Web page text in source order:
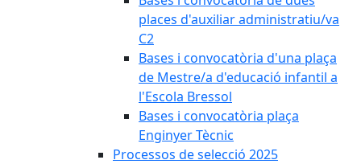
places d'auxiliar administratiu/va
C2
Bases i convocatòria d'una plaça
de Mestre/a d'educació infantil a
l'Escola Bressol
Bases i convocatòria plaça
Enginyer Tècnic
Processos de selecció 2025